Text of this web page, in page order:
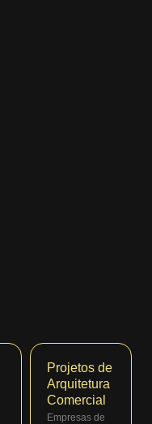
Projetos de
Arquitetura
Comercial
Empresas de